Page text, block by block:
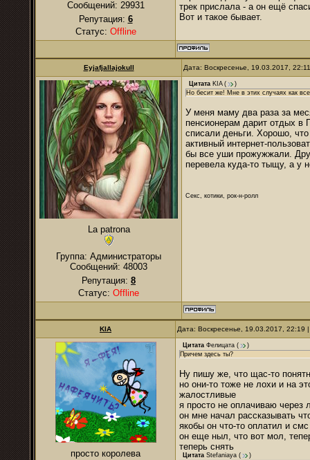
Сообщений: 29931
Репутация: 6
Статус: Offline
трек прислала - а он ещё
Вот и такое бывает.
Eyjafjallajokull Дата: Воскресенье, 19.03.2017,
La patrona
Группа: Администраторы
Сообщений: 48003
Репутация: 8
Статус: Offline
Цитата KIA(
)
Но бесит же! Мне в этих случаях как
У меня маму два раза за
пенсионерам дарит отдых в
списали деньги. Хорошо,
активный интернет-
бы все уши прожужжали.
перевела куда-то тыщу, а у
Секс, котики, рок-н-ролл
KIA Дата: Воскресенье, 19.03.2017,
просто королева
Цитата Фелицата (
)
Причем здесь ты?
Ну пишу же, что щас-то
но они-то тоже не лохи и на
жалостливые
я просто не оплачиваю
он мне начал рассказывать
якобы он что-то оплатил и
он еще ныл, что вот мол,
теперь снять
Цитата Stefaniaya (
)